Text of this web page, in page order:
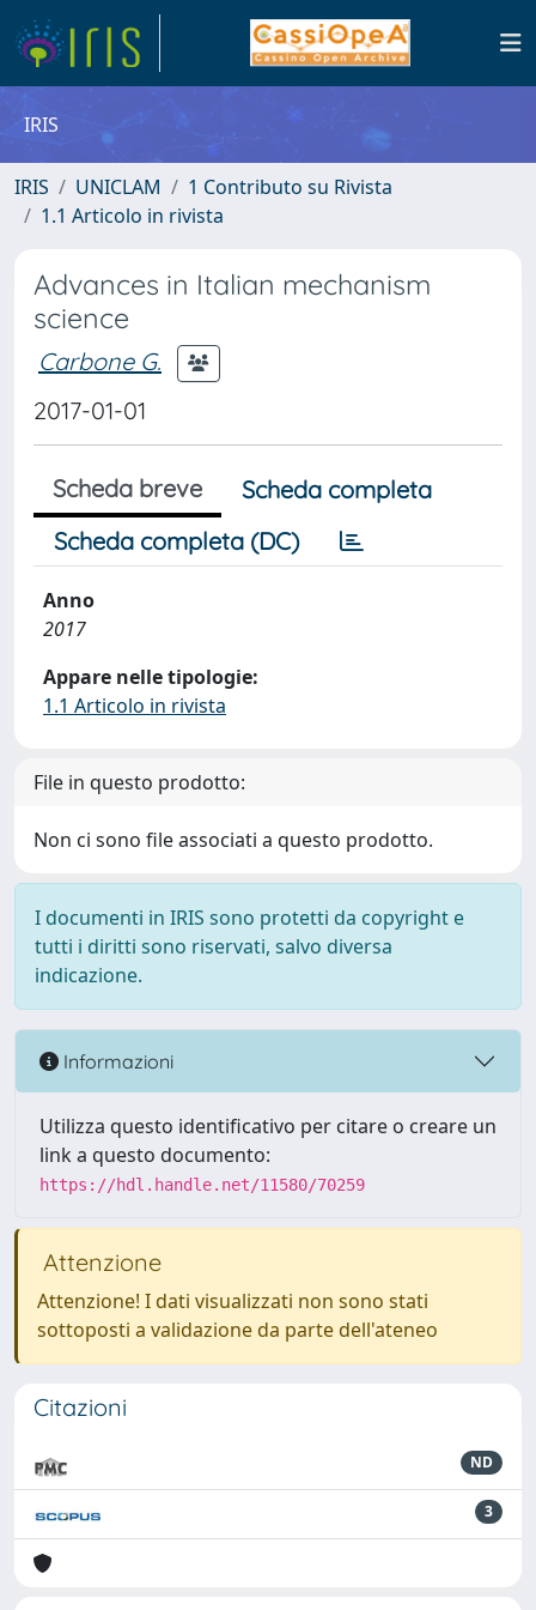
IRIS
IRIS UNICLAM
1 Contributo su Rivista
1.1 Articolo in rivista
Advances in Italian mechanism
science
Carbone G.
2017-01-01
Scheda breve
Scheda completa
Scheda completa (DC)
Anno
2017
Appare nelle tipologie:
1.1 Articolo in rivista
File in questo prodotto:
Non ci sono file associati a questo prodotto.
I documenti in IRIS sono protetti da copyright e
tutti i diritti sono riservati, salvo diversa
indicazione.
Informazioni
Utilizza questo identificativo per citare o creare un
link a questo documento:
https://hdl.handle.net/11580/70259
Attenzione
Attenzione! I dati visualizzati non sono stati
sottoposti a validazione da parte dell'ateneo
Citazioni
ND
3